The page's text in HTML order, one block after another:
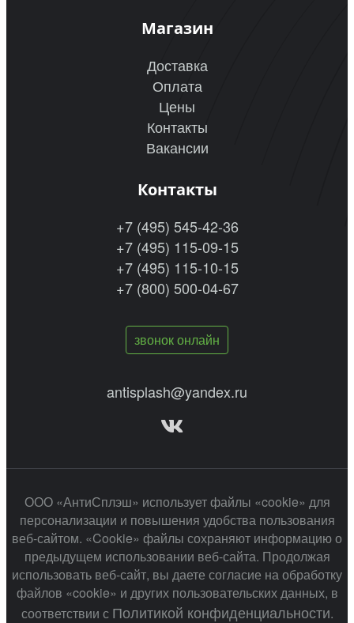
Магазин
Доставка
Оплата
Цены
Контакты
Вакансии
Контакты
+7 (495) 545-42-36
+7 (495) 115-09-15
+7 (495) 115-10-15
+7 (800) 500-04-67
звонок онлайн
antisplash@yandex.ru
ООО «АнтиСплэш» использует файлы «cookie» для
персонализации и повышения удобства пользования
веб-сайтом. «Cookie» файлы сохраняют информацию о
предыдущем использовании веб-сайта. Продолжая
использовать веб-сайт, вы даете согласие на обработку
файлов «cookie» и других пользовательских данных, в
соответствии с Политикой конфиденциальности.